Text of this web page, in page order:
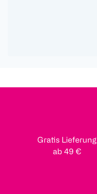
Gratis Lieferung
ab 49 €